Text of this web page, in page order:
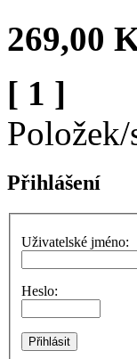
269,00
[ 1 ]
Přihlášení
Uživatelské jméno:
Heslo: